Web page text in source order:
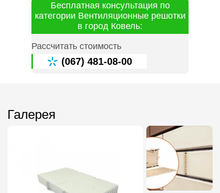
Бесплатная консультация по
категории Вентиляционные решотки
в город Ковель:
Рассчитать стоимость
(067) 481-08-00
Галерея